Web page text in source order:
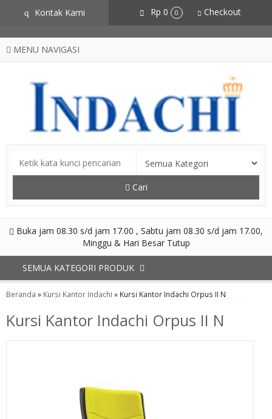
CZSZneA0L2iOfvN5RZSxYVS3hlCgtJbz-AXdpJhJNME
q Kontak Kami Rp 0 0 Checkout
MENU NAVIGASI
Cari
Buka jam 08.30 s/d jam 17.00 , Sabtu jam 08.30 s/d jam 17.00,
Minggu & Hari Besar Tutup
SEMUA KATEGORI PRODUK
Beranda » Kursi Kantor Indachi » Kursi Kantor Indachi Orpus II N
Kursi Kantor Indachi Orpus II N